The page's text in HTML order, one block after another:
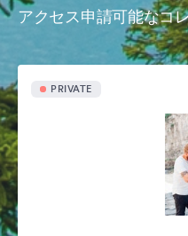
アクセス申請可能なコ
PRIVATE